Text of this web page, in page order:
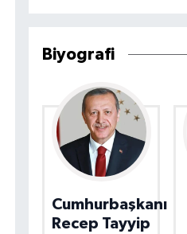
Biyografi
Cumhurbaşkanı
Recep Tayyip